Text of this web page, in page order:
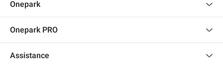
Onepark
Recrutement
Onepark PRO
Assistance